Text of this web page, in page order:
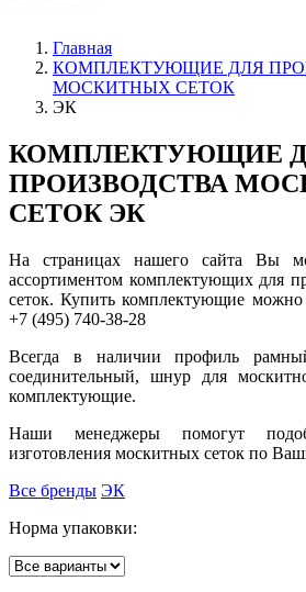
Главная
КОМПЛЕКТУЮЩИЕ ДЛЯ
МОСКИТНЫХ СЕТОК
ЭК
КОМПЛЕКТУЮЩИЕ
ПРОИЗВОДСТВА
СЕТОК ЭК
На страницах нашего сайта Вы
ассортиментом комплектующих для
сеток. Купить комплектующие
+7 (495) 740-38-28
Всегда в наличии профиль
соединительный, шнур для
комплектующие.
Наши менеджеры помогут
изготовления москитных сеток по
Все бренды ЭК
Норма упаковки: